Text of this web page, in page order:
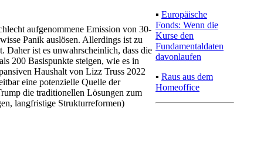
aufgenommene Emission von 30-
Panik auslösen. Allerdings ist zu
Daher ist es unwahrscheinlich, dass die
200 Basispunkte steigen, wie es in
Haushalt von Lizz Truss 2022
eine potenzielle Quelle der
die traditionellen Lösungen zum
langfristige Strukturreformen)
▪ Europäische
Fonds: Wenn die
Kurse den
Fundamentaldaten
davonlaufen
▪ Raus aus dem
Homeoffice